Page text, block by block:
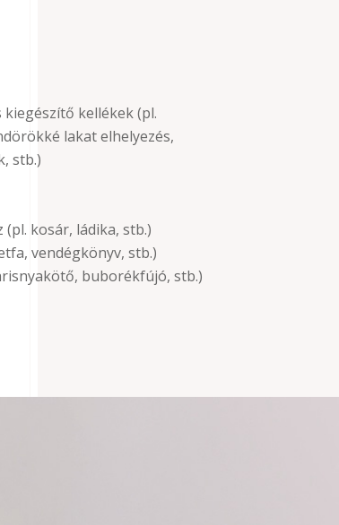
kellékek (pl.
lakat elhelyezés,
stb.)
kosár, ládika, stb.)
vendégkönyv, stb.)
buborékfújó, stb.)